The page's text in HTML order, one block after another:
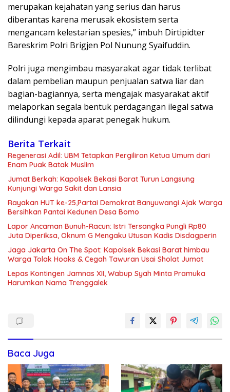
merupakan kejahatan yang serius dan harus
diberantas karena merusak ekosistem serta
mengancam kelestarian spesies,” imbuh Dirtipidter
Bareskrim Polri Brigjen Pol Nunung Syaifuddin.
Polri juga mengimbau masyarakat agar tidak terlibat
dalam pembelian maupun penjualan satwa liar dan
bagian-bagiannya, serta mengajak masyarakat aktif
melaporkan segala bentuk perdagangan ilegal satwa
dilindungi kepada aparat penegak hukum.
Berita Terkait
Regenerasi Adil: UBM Tetapkan Pergiliran Ketua Umum dari
Enam Puak Batak Muslim
Jumat Berkah: Kapolsek Bekasi Barat Turun Langsung
Kunjungi Warga Sakit dan Lansia
Rayakan HUT ke-25,Partai Demokrat Banyuwangi Ajak Warga
Bersihkan Pantai Kedunen Desa Bomo
Lapor Ancaman Bunuh-Racun: Istri Tersangka Pungli Rp80
Juta Diperiksa, Oknum G Mengaku Utusan Kadis Disdagperin
Jaga Jakarta On The Spot: Kapolsek Bekasi Barat himbau
Warga Tolak Hoaks & Cegah Tawuran Usai Sholat Jumat
Lepas Kontingen Jamnas XII, Wabup Syah Minta Pramuka
Harumkan Nama Trenggalek
Baca Juga